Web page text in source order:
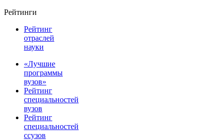
Рейтинги
Рейтинг
отраслей
науки
«Лучшие
программы
вузов»
Рейтинг
специальностей
вузов
Рейтинг
специальностей
ссузов